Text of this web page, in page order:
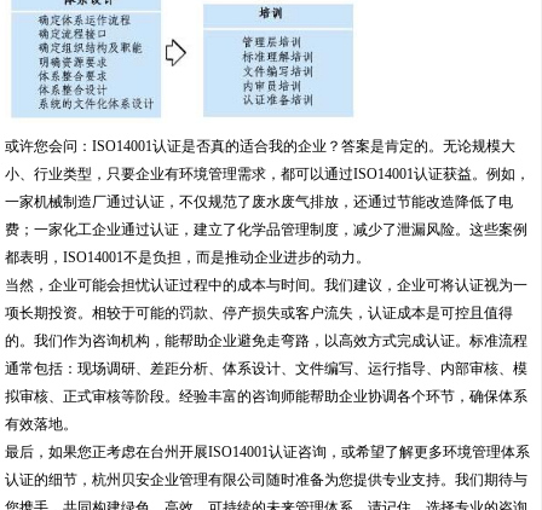
或许您会问：ISO14001认证是否真的适合我的企业？答案是肯定的。无论规模大
小、行业类型，只要企业有环境管理需求，都可以通过ISO14001认证获益。例如，
一家机械制造厂通过认证，不仅规范了废水废气排放，还通过节能改造降低了电
费；一家化工企业通过认证，建立了化学品管理制度，减少了泄漏风险。这些案例
都表明，ISO14001不是负担，而是推动企业进步的动力。
当然，企业可能会担忧认证过程中的成本与时间。我们建议，企业可将认证视为一
项长期投资。相较于可能的罚款、停产损失或客户流失，认证成本是可控且值得
的。我们作为咨询机构，能帮助企业避免走弯路，以高效方式完成认证。标准流程
通常包括：现场调研、差距分析、体系设计、文件编写、运行指导、内部审核、模
拟审核、正式审核等阶段。经验丰富的咨询师能帮助企业协调各个环节，确保体系
有效落地。
最后，如果您正考虑在台州开展ISO14001认证咨询，或希望了解更多环境管理体系
认证的细节，杭州贝安企业管理有限公司随时准备为您提供专业支持。我们期待与